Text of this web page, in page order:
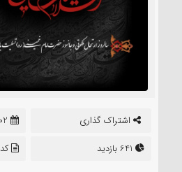
اشتراک گذاری
02 ژوئن 2024
کد